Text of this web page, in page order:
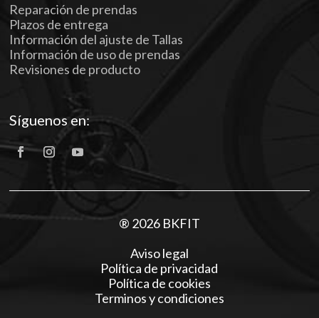
Reparación de prendas
Plazos de entrega
Información del ajuste de Tallas
Información de uso de prendas
Revisiones de producto
Síguenos en:
® 2026 BKFIT
Aviso legal
Política de privacidad
Política de cookies
Terminos y condiciones